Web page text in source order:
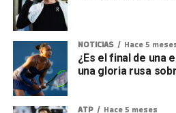
NOTICIAS Hace 5
¿Es el final de una
una gloria rusa
ATP Hace 5 meses